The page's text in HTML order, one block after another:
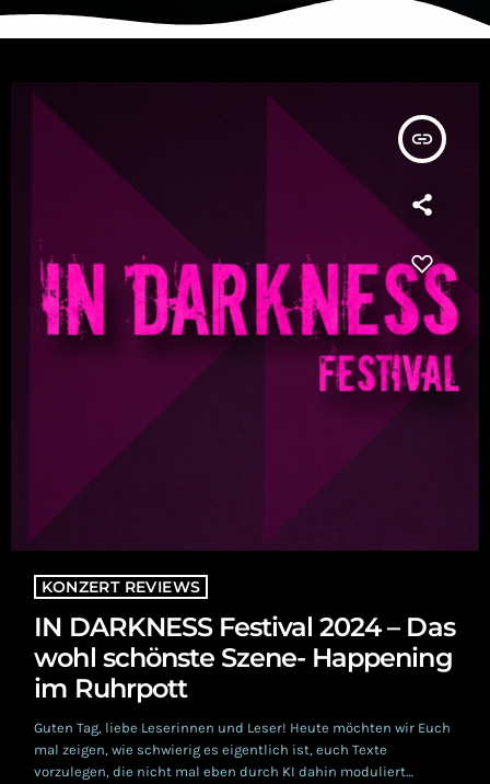
insert_link
KONZERT REVIEWS
IN DARKNESS Festival 2024 – Das
wohl schönste Szene- Happening
im Ruhrpott
Guten Tag, liebe Leserinnen und Leser! Heute möchten wir Euch
mal zeigen, wie schwierig es eigentlich ist, euch Texte
vorzulegen, die nicht mal eben durch KI dahin moduliert